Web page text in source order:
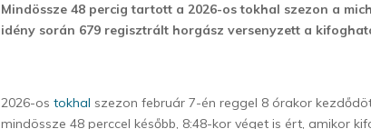
Mindössze 48 percig tartott a 2026-os tokhal szezon a
idény során 679 regisztrált horgász versenyzett a
2026-ostokhal szezon február 7-én reggel 8 órakor
mindössze 48 perccel később, 8:48-kor véget is ért, amikor